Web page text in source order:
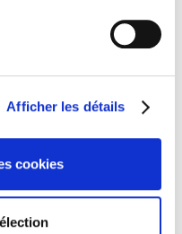
Afficher les détails
cookies
discretie hoog in het
het overzicht op